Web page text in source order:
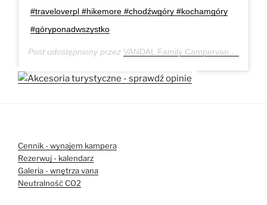
#traveloverpl #hikemore #chodźwgóry #kochamgóry
#góryponadwszystko
Post udostępniony przez VANDAL Family Campervan
Cennik - wynajem kampera
Rezerwuj - kalendarz
Galeria - wnętrza vana
Neutralność CO2